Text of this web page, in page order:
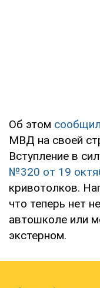
Об этом сообщил
МВД на своей
Вступление в
№320 от 19
кривотолков.
что теперь нет
автошколе или
экстерном.